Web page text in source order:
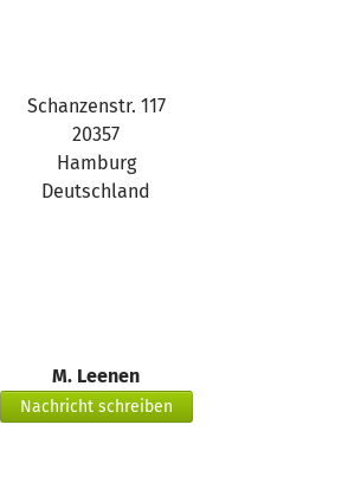
Schanzenstr. 117
20357
Hamburg
Deutschland
M. Leenen
Nachricht schreiben